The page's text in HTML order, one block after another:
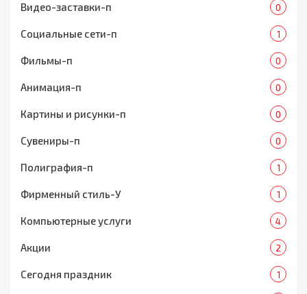
Видео-заставки-п 0
Социальные сети-п 1
Фильмы-п 0
Анимация-п 0
Картины и рисунки-п 0
Сувениры-п 0
Полиграфия-п 1
Фирменный стиль-У 1
Компьютерные услуги 4
Акции 2
Сегодня праздник 1